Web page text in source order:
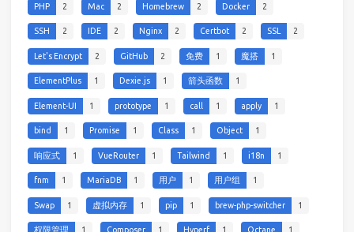
PHP 2 Mac 2 Homebrew 2 Docker 2
SSH 2 IDE 2 Nginx 2 Certbot 2 SSL 2
Let's Encrypt 2 GitHub 2 免费 1 魔搭 1
ElementPlus 1 Dexie.js 1 箭头函数 1
Element-UI 1 prototype 1 call 1 apply 1
bind 1 Promise 1 Class 1 Object 1
响应式 1 VueRouter 1 Tailwind 1 i18n 1
fnm 1 MariaDB 1 用户 1 用户组 1
Swap 1 虚拟内存 1 pip 1 brew-php-switcher 1
权限管理 1 Composer 1 Hyperf 1 Octane 1